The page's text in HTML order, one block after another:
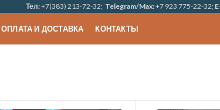
Тел:+7(383) 213-72-32; Telegram/Max:+7 923 775-22-32;
ОПЛАТА И ДОСТАВКА КОНТАКТЫ